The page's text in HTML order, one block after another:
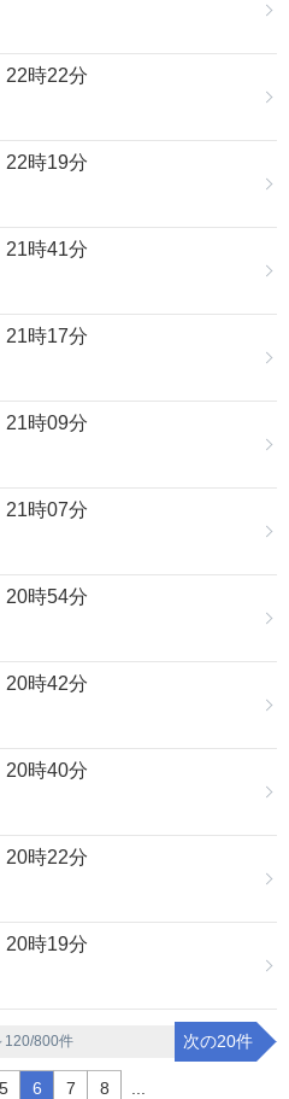
22時22分
22時19分
21時41分
21時17分
21時09分
21時07分
20時54分
20時42分
20時40分
20時22分
20時19分
120/800件 次の20件
5 6 7 8